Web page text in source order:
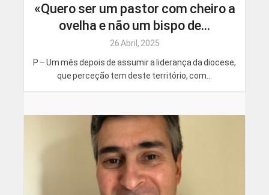
«Quero ser um pastor com cheiro a
ovelha e não um bispo de...
26 Abril, 2025
P – Um mês depois de assumir a liderança da diocese,
que perceção tem deste território, com...